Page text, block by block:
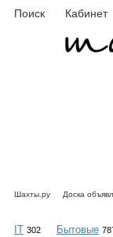
Поиск Кабинет
Шахты.ру Доска
IT 302 Бытовые